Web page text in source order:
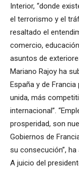
Interior, “donde
el terrorismo y el
resaltado el
comercio,
asuntos de
Mariano Rajoy ha
España y de
unida, más
internacional”.
prosperidad, son
Gobiernos de
su consecución”, ha
A juicio del